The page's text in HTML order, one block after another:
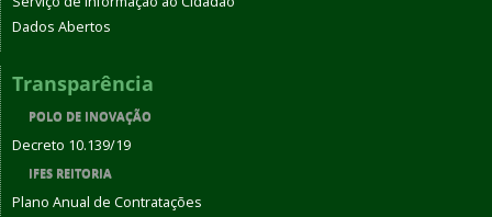
Dados Abertos
Transparência
POLO DE INOVAÇÃO
Decreto 10.139/19
IFES REITORIA
Plano Anual de Contratações